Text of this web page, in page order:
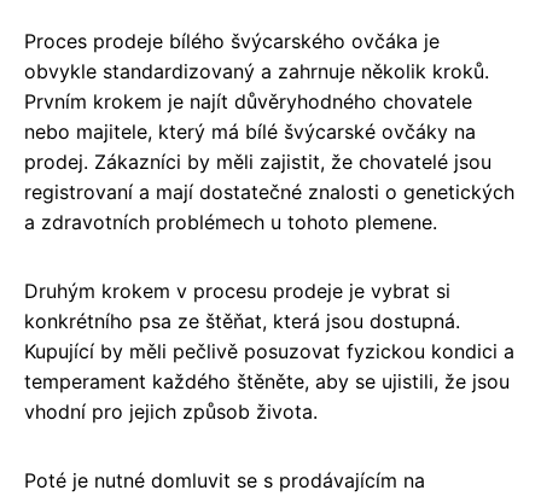
Proces prodeje bílého švýcarského ovčáka je
obvykle standardizovaný a zahrnuje několik kroků.
Prvním krokem je najít důvěryhodného chovatele
nebo majitele, který má bílé švýcarské ovčáky na
prodej. Zákazníci by měli zajistit, že chovatelé jsou
registrovaní a mají dostatečné znalosti o genetických
a zdravotních problémech u tohoto plemene.
Druhým krokem v procesu prodeje je vybrat si
konkrétního psa ze štěňat, která jsou dostupná.
Kupující by měli pečlivě posuzovat fyzickou kondici a
temperament každého štěněte, aby se ujistili, že jsou
vhodní pro jejich způsob života.
Poté je nutné domluvit se s prodávajícím na